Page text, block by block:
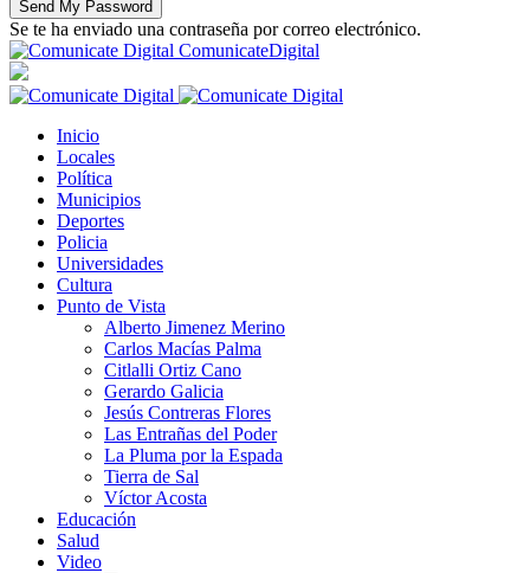
Se te ha enviado una contraseña por correo electrónico.
ComunicateDigital
Inicio
Locales
Política
Municipios
Deportes
Policia
Universidades
Cultura
Punto de Vista
Alberto Jimenez Merino
Carlos Macías Palma
Citlalli Ortiz Cano
Gerardo Galicia
Jesús Contreras Flores
Las Entrañas del Poder
La Pluma por la Espada
Tierra de Sal
Víctor Acosta
Educación
Salud
Video